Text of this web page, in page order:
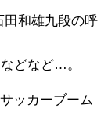
田和雄九段の呼
どなど…。
ッカーブーム